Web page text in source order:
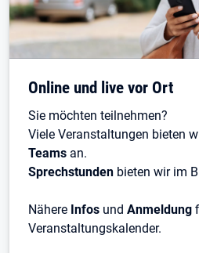
Online und live vor Ort
Sie möchten teilnehmen?
Viele Veranstaltungen bieten
Teams an.
Sprechstunden bieten wir im
Nähere Infos und Anmeldung
Veranstaltungskalender.